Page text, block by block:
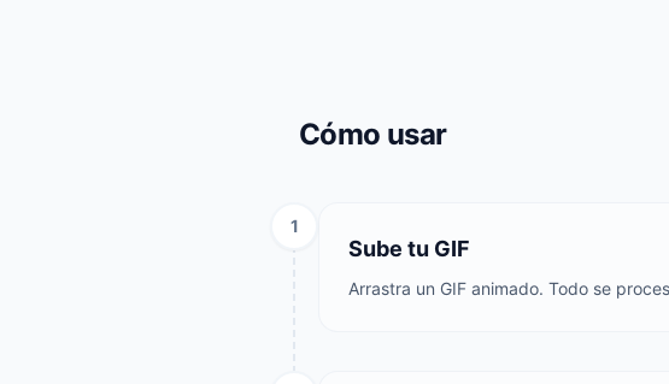
Cómo usar
1
Sube tu GIF
Arrastra un GIF animado. Todo se